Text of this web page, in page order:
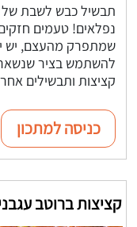
תבשיל כבש לשבת של
נפלאים! טעמים
שמתפרק מהעצם, יש
להשתמש בציר שנשאר
קציצות ותבשילים
כניסה למתכון
קציצות ברוטב